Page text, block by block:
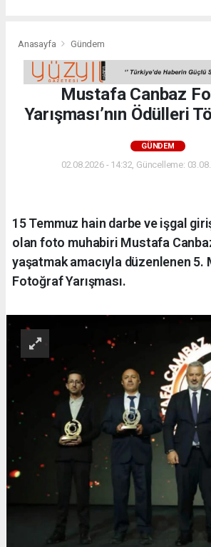
Anasayfa Gündem
Mustafa Canbaz
Yarışması’nın Ödülleri
GÜNDEM
02.08.2026 - 14:32, Güncelleme:
15 Temmuz hain darbe ve işgal
olan foto muhabiri Mustafa
yaşatmak amacıyla düzenlenen 5.
Fotoğraf Yarışması.